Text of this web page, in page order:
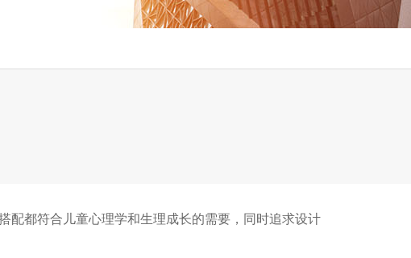
配都符合儿童心理学和生理成长的需要，同时追求设计